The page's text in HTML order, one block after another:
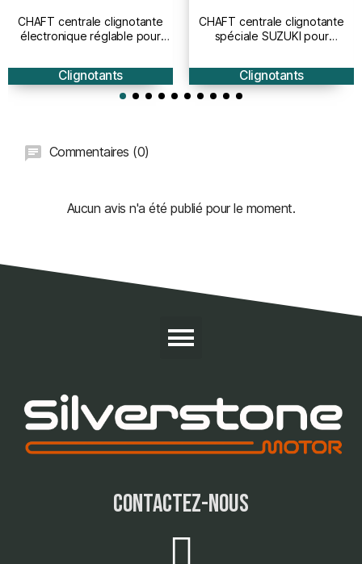
CHAFT centrale clignotante
électronique réglable pour
moto IN821
Clignotants
CHAFT centrale clignotante
spéciale SUZUKI pour
moto - IN822
Clignotants
Commentaires (0)
Aucun avis n'a été publié pour le moment.
contactez-nous